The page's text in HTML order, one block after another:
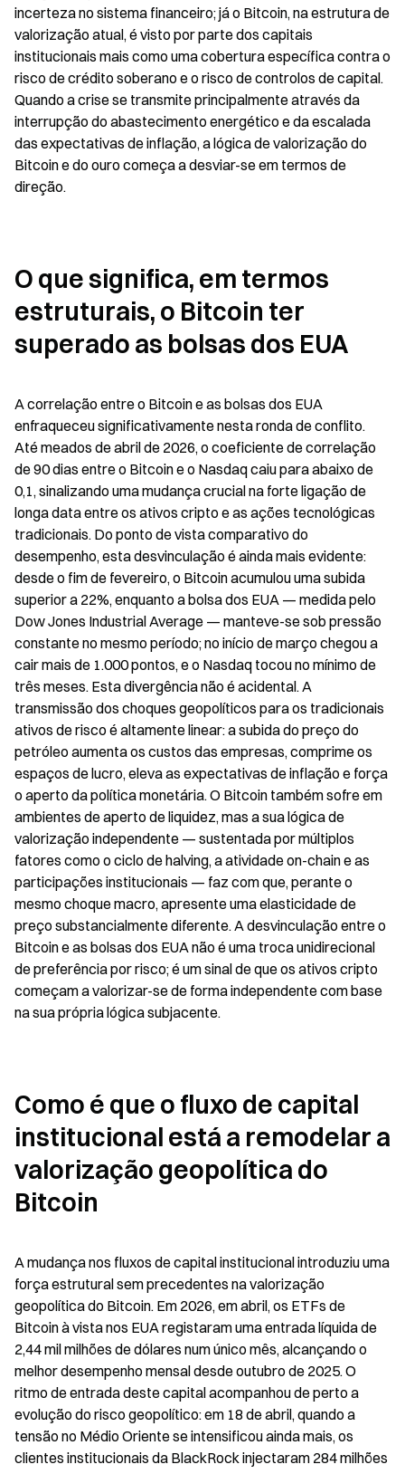
incerteza no sistema financeiro; já o Bitcoin, na estrutura de
valorização atual, é visto por parte dos capitais
institucionais mais como uma cobertura específica contra o
risco de crédito soberano e o risco de controlos de capital.
Quando a crise se transmite principalmente através da
interrupção do abastecimento energético e da escalada
das expectativas de inflação, a lógica de valorização do
Bitcoin e do ouro começa a desviar-se em termos de
direção.
O que significa, em termos
estruturais, o Bitcoin ter
superado as bolsas dos EUA
A correlação entre o Bitcoin e as bolsas dos EUA
enfraqueceu significativamente nesta ronda de conflito.
Até meados de abril de 2026, o coeficiente de correlação
de 90 dias entre o Bitcoin e o Nasdaq caiu para abaixo de
0,1, sinalizando uma mudança crucial na forte ligação de
longa data entre os ativos cripto e as ações tecnológicas
tradicionais. Do ponto de vista comparativo do
desempenho, esta desvinculação é ainda mais evidente:
desde o fim de fevereiro, o Bitcoin acumulou uma subida
superior a 22%, enquanto a bolsa dos EUA — medida pelo
Dow Jones Industrial Average — manteve-se sob pressão
constante no mesmo período; no início de março chegou a
cair mais de 1.000 pontos, e o Nasdaq tocou no mínimo de
três meses. Esta divergência não é acidental. A
transmissão dos choques geopolíticos para os tradicionais
ativos de risco é altamente linear: a subida do preço do
petróleo aumenta os custos das empresas, comprime os
espaços de lucro, eleva as expectativas de inflação e força
o aperto da política monetária. O Bitcoin também sofre em
ambientes de aperto de liquidez, mas a sua lógica de
valorização independente — sustentada por múltiplos
fatores como o ciclo de halving, a atividade on-chain e as
participações institucionais — faz com que, perante o
mesmo choque macro, apresente uma elasticidade de
preço substancialmente diferente. A desvinculação entre o
Bitcoin e as bolsas dos EUA não é uma troca unidirecional
de preferência por risco; é um sinal de que os ativos cripto
começam a valorizar-se de forma independente com base
na sua própria lógica subjacente.
Como é que o fluxo de capital
institucional está a remodelar a
valorização geopolítica do
Bitcoin
A mudança nos fluxos de capital institucional introduziu uma
força estrutural sem precedentes na valorização
geopolítica do Bitcoin. Em 2026, em abril, os ETFs de
Bitcoin à vista nos EUA registaram uma entrada líquida de
2,44 mil milhões de dólares num único mês, alcançando o
melhor desempenho mensal desde outubro de 2025. O
ritmo de entrada deste capital acompanhou de perto a
evolução do risco geopolítico: em 18 de abril, quando a
tensão no Médio Oriente se intensificou ainda mais, os
clientes institucionais da BlackRock injectaram 284 milhões